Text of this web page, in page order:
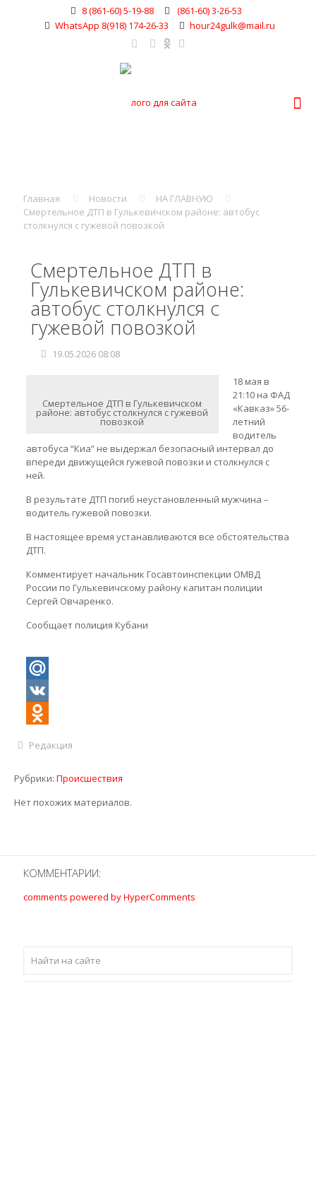
8 (861-60) 5-19-88
(861-60) 3-26-53
WhatsApp 8(918) 174-26-33
hour24gulk@mail.ru
Главная Новости
НА ГЛАВНУЮ
Смертельное ДТП в Гулькевичском районе: автобус
столкнулся с гужевой повозкой
Смертельное ДТП в
Гулькевичском районе:
автобус столкнулся с
гужевой повозкой
19.05.2026 08:08
Смертельное ДТП в Гулькевичском
районе: автобус столкнулся с гужевой
повозкой
18 мая в
21:10 на ФАД
«Кавказ» 56-
летний
водитель
автобуса “Киа” не выдержал безопасный интервал до
впереди движущейся гужевой повозки и столкнулся с
ней.
В результате ДТП погиб неустановленный мужчина –
водитель гужевой повозки.
В настоящее время устанавливаются все обстоятельства
ДТП.
Комментирует начальник Госавтоинспекции ОМВД
России по Гулькевичскому району капитан полиции
Сергей Овчаренко.
Сообщает полиция Кубани
Mail.Ru
VK
Редакция
Рубрики: Происшествия
Нет похожих материалов.
КОММЕНТАРИИ:
comments powered by HyperComments